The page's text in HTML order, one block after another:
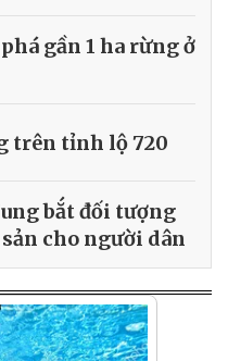
gần 1 ha rừng ở
trên tỉnh lộ 720
bắt đối tượng
cho người dân